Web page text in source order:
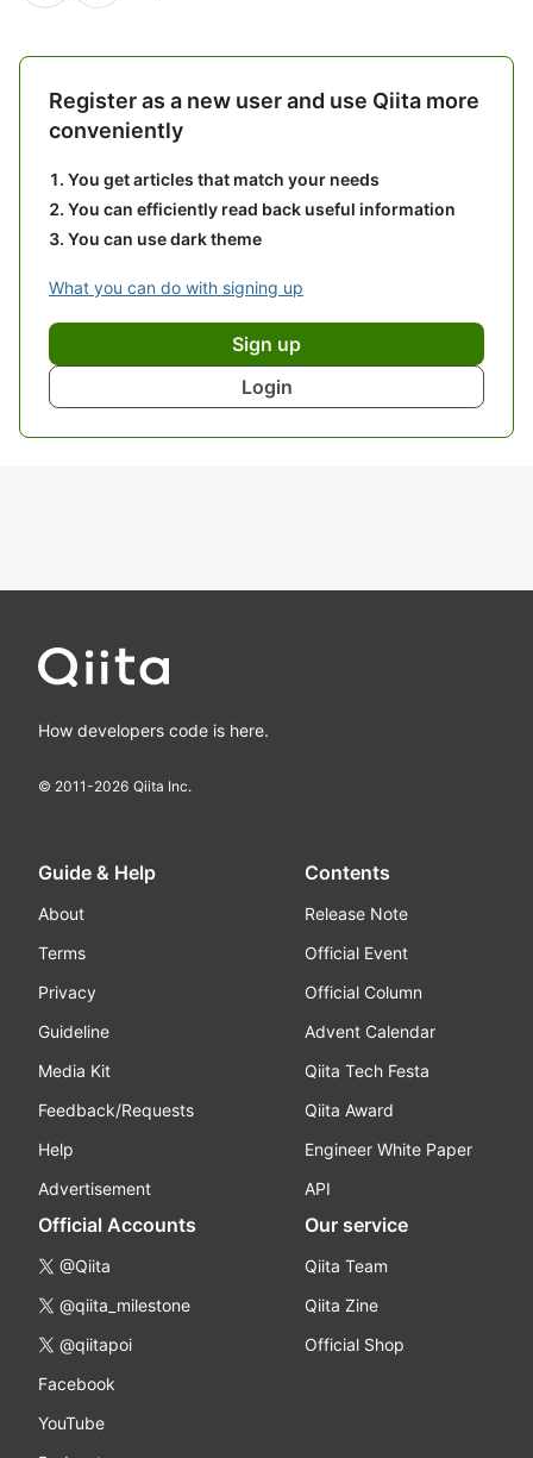
Register as a new user and use Qiita more
conveniently
You get articles that match your needs
You can efficiently read back useful information
You can use dark theme
What you can do with signing up
Sign up
Login
How developers code is here.
© 2011-2026 Qiita Inc.
Guide & Help
About
Terms
Privacy
Guideline
Media Kit
Feedback/Requests
Help
Advertisement
Contents
Release Note
Official Event
Official Column
Advent Calendar
Qiita Tech Festa
Qiita Award
Engineer White Paper
API
Official Accounts
@Qiita
@qiita_milestone
@qiitapoi
Facebook
YouTube
Our service
Qiita Team
Qiita Zine
Official Shop